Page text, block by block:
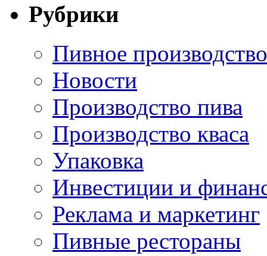
Рубрики
Пивное производство
Новости
Производство пива
Производство кваса
Упаковка
Инвестиции и
Реклама и маркетинг
Пивные рестораны